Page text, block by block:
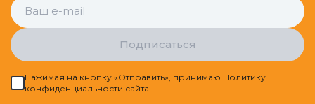
Подписаться
Нажимая на кнопку «Отправить», принимаю Политику
конфиденциальности сайта.